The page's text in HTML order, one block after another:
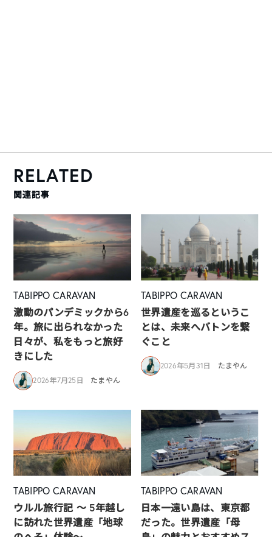
RELATED
関連記事
TABIPPO CARAVAN
激動のパンデミックから6
年。旅に出られなかった
日々が、私をもっと旅好
きにした
2026年7月25日 たまやん
TABIPPO CARAVAN
世界遺産を巡るというこ
とは、未来へバトンを繋
ぐこと
2026年5月31日 たまやん
TABIPPO CARAVAN
ウルル旅行記 ～ 5年越し
に訪れた世界遺産「地球
TABIPPO CARAVAN
日本一遠い島は、東京都
だった。世界遺産「母